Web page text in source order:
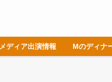
メディア出演情報 Mのディナ